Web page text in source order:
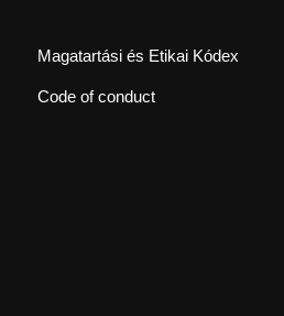
Magatartási és Etikai Kódex
Code of conduct